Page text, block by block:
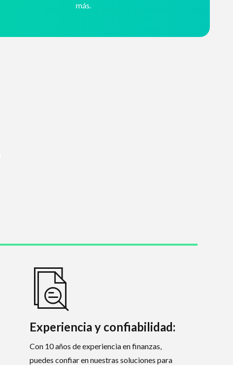
más.
Experiencia y confiabilidad:
Con 10 años de experiencia en finanzas,
puedes confiar en nuestras soluciones para